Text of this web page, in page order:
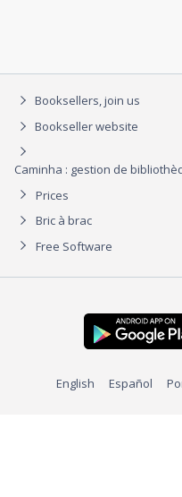
Booksellers, join us
Bookseller website
Caminha : gestion de
Prices
Bric à brac
Free Software
English Español